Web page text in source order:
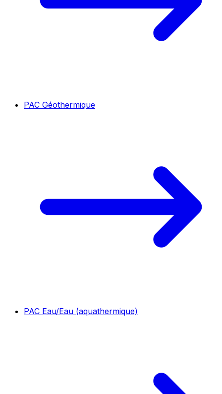
PAC Géothermique
PAC Eau/Eau (aquathermique)